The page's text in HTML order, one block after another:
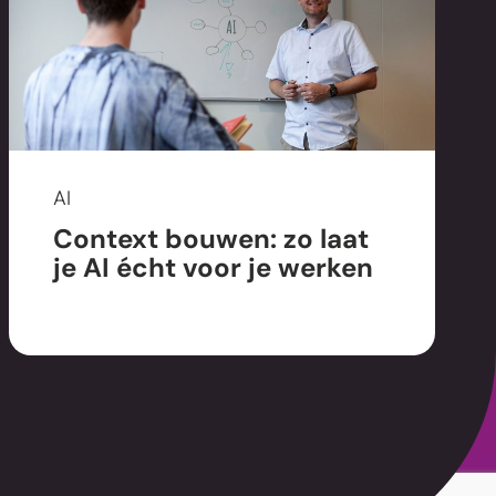
AI
Context bouwen: zo laat
je AI écht voor je werken